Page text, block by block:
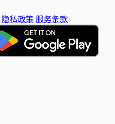
隐私政策 服务条款